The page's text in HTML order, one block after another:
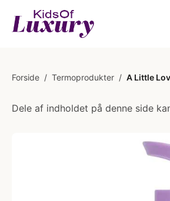
Forside / Termoprodukter / A Little
Dele af indholdet på denne side